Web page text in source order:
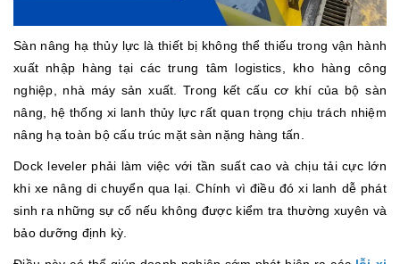
Sàn nâng hạ thủy lực là thiết bị không thể thiếu trong vận hành
xuất nhập hàng tại các trung tâm logistics, kho hàng công
nghiệp, nhà máy sản xuất. Trong kết cấu cơ khí của bộ sàn
nâng, hệ thống xi lanh thủy lực rất quan trọng chịu trách nhiệm
nâng hạ toàn bộ cấu trúc mặt sàn nặng hàng tấn.
Dock leveler phải làm việc với tần suất cao và chịu tải cực lớn
khi xe nâng di chuyển qua lại. Chính vì điều đó xi lanh dễ phát
sinh ra những sự cố nếu không được kiểm tra thường xuyên và
bảo dưỡng định kỳ.